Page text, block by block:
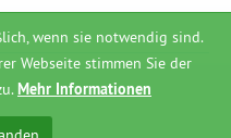
wenn sie notwendig sind.
Webseite stimmen Sie der
Mehr Informationen